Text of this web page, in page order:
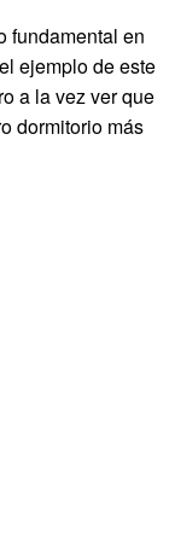
fundamental en
ejemplo de este
a la vez ver que
dormitorio más